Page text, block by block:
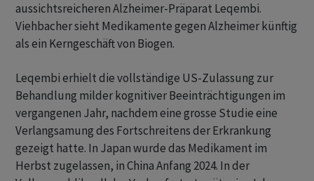
aussichtsreicheren Alzheimer-Präparat Leqembi.
Viehbacher sieht Medikamente gegen Alzheimer künftig
als ein Kerngeschäft von Biogen.
Leqembi erhielt die vollständige US-Zulassung zur
Behandlung milder kognitiver Beeinträchtigungen im
vergangenen Jahr, nachdem eine grosse Studie eine
Verlangsamung des Fortschreitens der Erkrankung
gezeigt hatte. In Japan wurde das Medikament im
Herbst zugelassen, in China Anfang 2024. In der